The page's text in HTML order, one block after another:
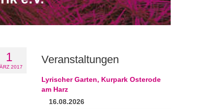
1
2017
Veranstaltungen
Lyrischer Garten, Kurpark Osterode
am Harz
16.08.2026